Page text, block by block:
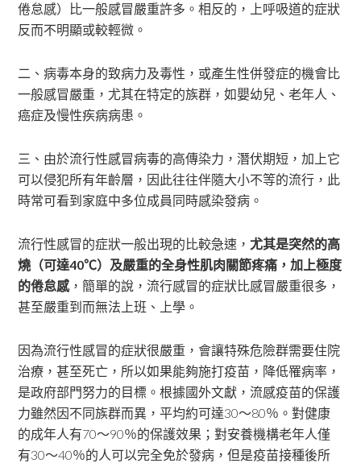
倦怠感）比一般感冒嚴重許多。相反的，上呼吸道的症狀
反而不明顯或較輕微。
二、病毒本身的致病力及毒性，或產生性併發症的機會比
一般感冒嚴重，尤其在特定的族群，如嬰幼兒、老年人、
癌症及慢性疾病病患。
三、由於流行性感冒病毒的高傳染力，潛伏期短，加上它
可以侵犯所有年齡層，因此往往伴隨大小不等的流行，此
時常可看到家庭中多位成員同時感染發病。
流行性感冒的症狀一般出現的比較急速，尤其是突然的高
燒（可達40℃）及嚴重的全身性肌肉關節疼痛，加上極度
的倦怠感，簡單的說，流行感冒的症狀比感冒嚴重很多，
甚至嚴重到而無法上班、上學。
因為流行性感冒的症狀很嚴重，會讓特殊危險群需要住院
治療，甚至死亡，所以如果能夠施打疫苗，降低罹病率，
是政府部門努力的目標。根據國外文獻，流感疫苗的保護
力雖然因不同族群而異，平均約可達30～80％。對健康
的成年人有70～90％的保護效果；對安養機構老年人僅
有30～40％的人可以完全免於發病，但是疫苗接種後所